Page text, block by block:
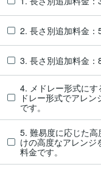
2. 長さ別追加料金：
3. 長さ別追加料金：
4. メドレー形式に
ドレー形式でアレ
です。
5. 難易度に応じた
けの高度なアレンジ
料金です。